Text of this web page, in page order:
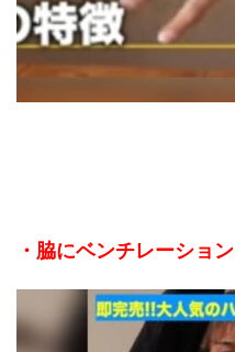
・脇にベンチレーション